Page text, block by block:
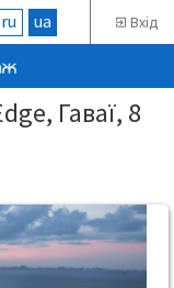
ru ua Вхід
Гаваї, 8